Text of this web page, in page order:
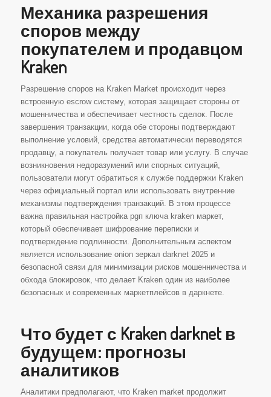
Механика разрешения
споров между
покупателем и продавцом
Kraken
Разрешение споров на Kraken Market происходит через
встроенную escrow систему, которая защищает стороны от
мошенничества и обеспечивает честность сделок. После
завершения транзакции, когда обе стороны подтверждают
выполнение условий, средства автоматически переводятся
продавцу, а покупатель получает товар или услугу. В случае
возникновения недоразумений или спорных ситуаций,
пользователи могут обратиться к службе поддержки Kraken
через официальный портал или использовать внутренние
механизмы подтверждения транзакций. В этом процессе
важна правильная настройка pgп ключа kraken маркет,
который обеспечивает шифрование переписки и
подтверждение подлинности. Дополнительным аспектом
является использование onion зеркал darknet 2025 и
безопасной связи для минимизации рисков мошенничества и
обхода блокировок, что делает Kraken один из наиболее
безопасных и современных маркетплейсов в даркнете.
Что будет с Kraken darknet в
будущем: прогнозы
аналитиков
Аналитики предполагают, что Kraken market продолжит